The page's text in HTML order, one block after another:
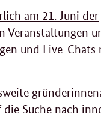
am 21. Juni der
Veranstaltungen
und Live-Chats
Suche nach